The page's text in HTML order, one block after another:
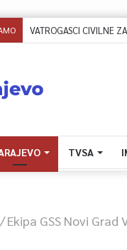
VATROGASCI CIVILNE
TVSA
/Ekipa GSS Novi Grad